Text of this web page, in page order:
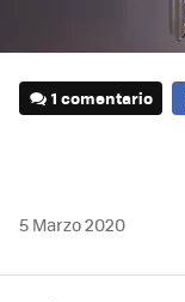
1 comentario
5 Marzo 2020